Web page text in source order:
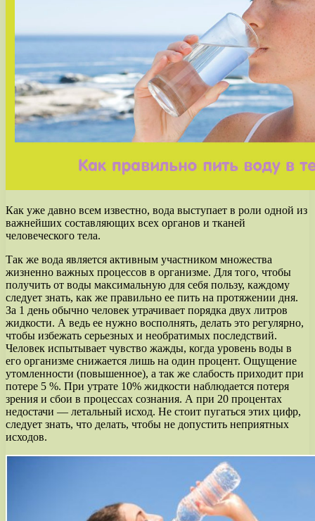
Как уже давно всем известно, вода выступает в роли одной из
важнейших составляющих всех органов и тканей
человеческого тела.
Так же вода является активным участником множества
жизненно важных процессов в организме. Для того, чтобы
получить от воды максимальную для себя пользу, каждому
следует знать, как же правильно ее пить на протяжении дня.
За 1 день обычно человек утрачивает порядка двух литров
жидкости. А ведь ее нужно восполнять, делать это регулярно,
чтобы избежать серьезных и необратимых последствий.
Человек испытывает чувство жажды, когда уровень воды в
его организме снижается лишь на один процент. Ощущение
утомленности (повышенное), а так же слабость приходит при
потере 5 %. При утрате 10% жидкости наблюдается потеря
зрения и сбои в процессах сознания. А при 20 процентах
недостачи — летальный исход. Не стоит пугаться этих цифр,
следует знать, что делать, чтобы не допустить неприятных
исходов.